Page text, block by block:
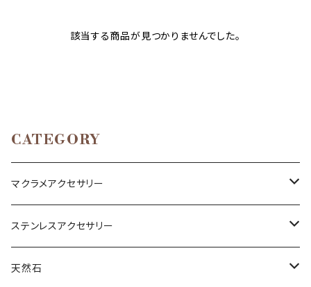
該当する商品が見つかりませんでした。
CATEGORY
マクラメアクセサリー
ネックレス
ブレスレット
ステンレスアクセサリー
ネックレス
天然石